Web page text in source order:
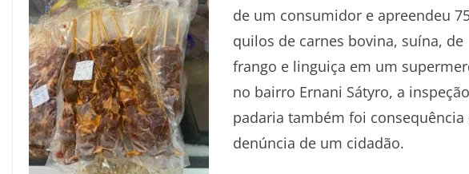
de um consumidor e apreendeu
quilos de carnes bovina, suína, de
frango e linguiça em um
no bairro Ernani Sátyro, a
padaria também foi consequência
denúncia de um cidadão.